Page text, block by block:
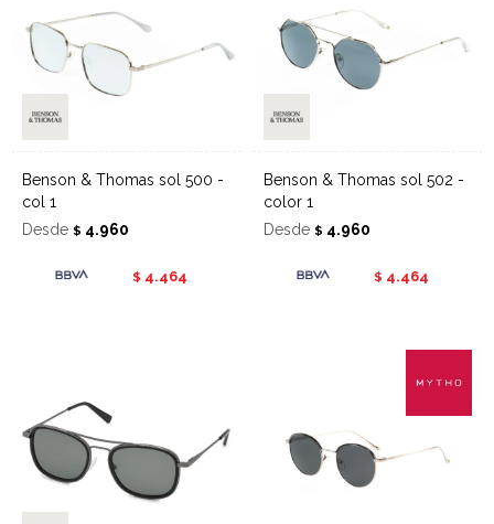
Benson & Thomas sol 500 -
col 1
Desde $ 4.960
$ 4.464
Benson & Thomas sol 502 -
color 1
Desde $ 4.960
$ 4.464